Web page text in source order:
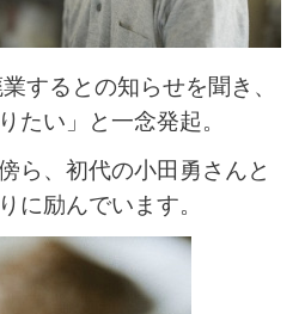
するとの知らせを聞き、
たい」と一念発起。
ら、 初代の小田勇さんと
に励んでいます。